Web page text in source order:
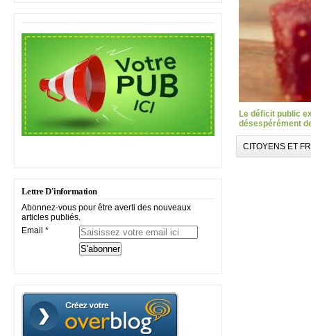
Lettre D'information
Abonnez-vous pour être averti des nouveaux
articles publiés.
Email
Le déficit public
désespérément
CITOYENS ET